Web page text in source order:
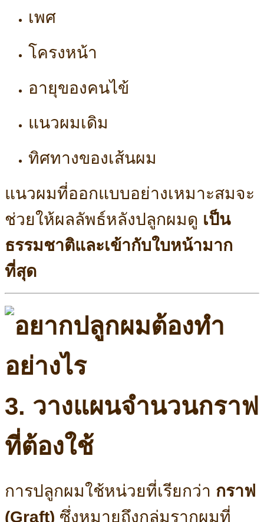
เพศ
โครงหน้า
อายุของคนไข้
แนวผมเดิม
ทิศทางของเส้นผม
แนวผมที่ออกแบบอย่างเหมาะสมจะ
ช่วยให้ผลลัพธ์หลังปลูกผมดู เป็น
ธรรมชาติและเข้ากับใบหน้ามาก
ที่สุด
3. วางแผนจำนวนกราฟ
ที่ต้องใช้
การปลูกผมใช้หน่วยที่เรียกว่า กราฟ
(Graft) ซึ่งหมายถึงกลุ่มรากผมที่